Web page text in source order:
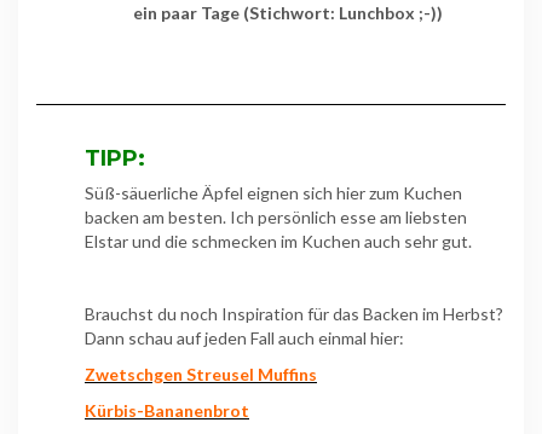
ein paar Tage (Stichwort: Lunchbox ;-))
TIPP:
Süß-säuerliche Äpfel eignen sich hier zum Kuchen
backen am besten. Ich persönlich esse am liebsten
Elstar und die schmecken im Kuchen auch sehr gut.
Brauchst du noch Inspiration für das Backen im Herbst?
Dann schau auf jeden Fall auch einmal hier:
Zwetschgen Streusel Muffins
Kürbis-Bananenbrot